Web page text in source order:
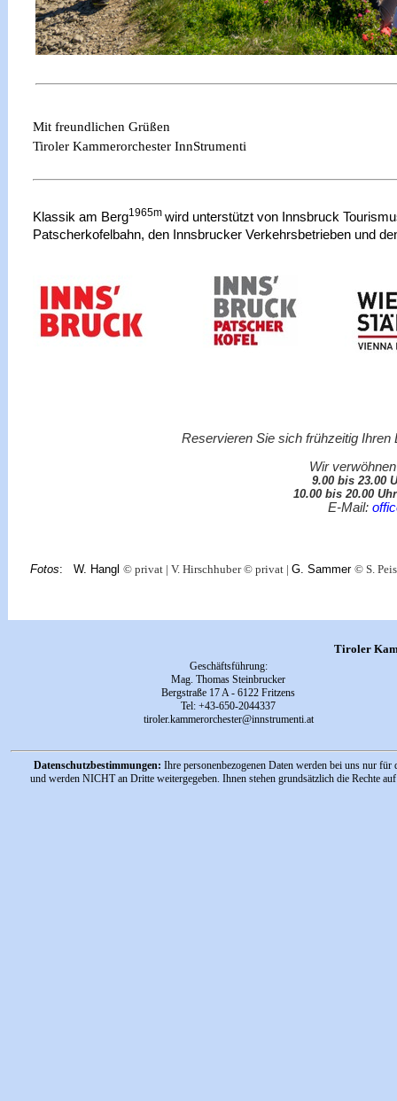
Mit freundlichen Grüßen
Tiroler Kammerorchester InnStrumenti
Klassik am Berg1965m wird unterstützt von Innsbruck
Patscherkofelbahn, den Innsbrucker Verkehrsbetrieben und
Reservieren Sie sich frühzeitig Ihren
Wir
9.00 bis 23.00
10.00 bis 20.00
E-Mail:
Fotos: W. Hangl © privat | V. Hirschhuber© privat | G. Sammer © S.
Tiroler
Geschäftsführung:
Mag. Thomas Steinbrucker
Bergstraße 17 A - 6122 Fritzens
Tel: +43-650-2044337
tiroler.kammerorchester@innstrumenti.at
Datenschutzbestimmungen: Ihre personenbezogenen Daten werden bei uns nur
und werden NICHT an Dritte weitergegeben. Ihnen stehen grundsätzlich die Rechte